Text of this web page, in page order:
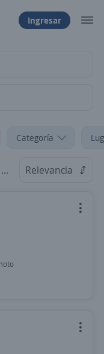
Ingresar
Categoría
Relevancia